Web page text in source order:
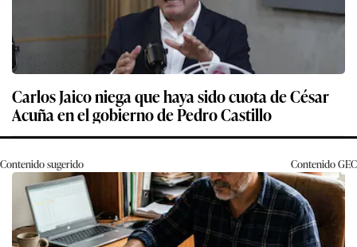
Carlos Jaico niega que haya sido cuota de César
Acuña en el gobierno de Pedro Castillo
Contenido sugerido ContenidoGEC